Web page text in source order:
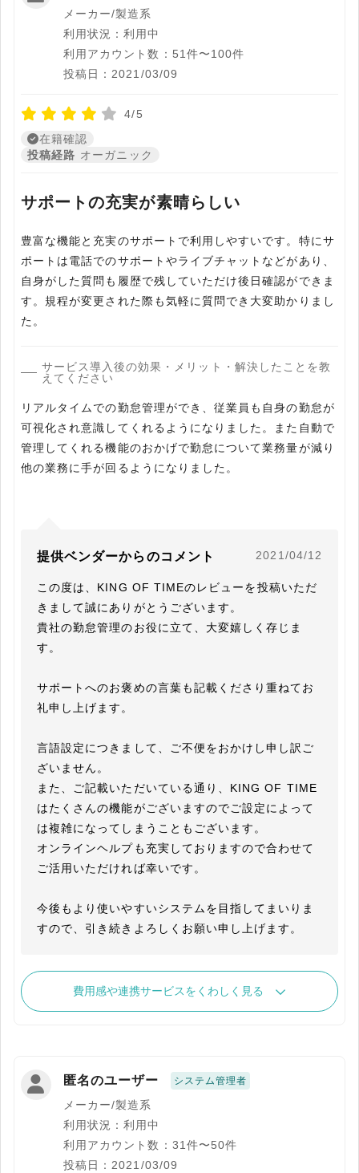
メーカー/製造系
利用状況：利用中
利用アカウント数：51件〜100件
投稿日：2021/03/09
4/5
在籍確認
投稿経路 オーガニック
サポートの充実が素晴らしい
豊富な機能と充実のサポートで利用しやすいです。特にサ
ポートは電話でのサポートやライブチャットなどがあり、
自身がした質問も履歴で残していただけ後日確認ができま
す。規程が変更された際も気軽に質問でき大変助かりまし
た。
サービス導入後の効果・メリット・解決したことを教
えてください
リアルタイムでの勤怠管理ができ、従業員も自身の勤怠が
可視化され意識してくれるようになりました。また自動で
管理してくれる機能のおかげで勤怠について業務量が減り
他の業務に手が回るようになりました。
提供ベンダーからのコメント 2021/04/12
この度は、KING OF TIMEのレビューを投稿いただ
きまして誠にありがとうございます。
貴社の勤怠管理のお役に立て、大変嬉しく存じま
す。
サポートへのお褒めの言葉も記載くださり重ねてお
礼申し上げます。
言語設定につきまして、ご不便をおかけし申し訳ご
ざいません。
また、ご記載いただいている通り、KING OF TIME
はたくさんの機能がございますのでご設定によって
は複雑になってしまうこともございます。
オンラインヘルプも充実しておりますので合わせて
ご活用いただければ幸いです。
今後もより使いやすいシステムを目指してまいりま
すので、引き続きよろしくお願い申し上げます。
費用感や連携サービスをくわしく見る
匿名のユーザー システム管理者
メーカー/製造系
利用状況：利用中
利用アカウント数：31件〜50件
投稿日：2021/03/09